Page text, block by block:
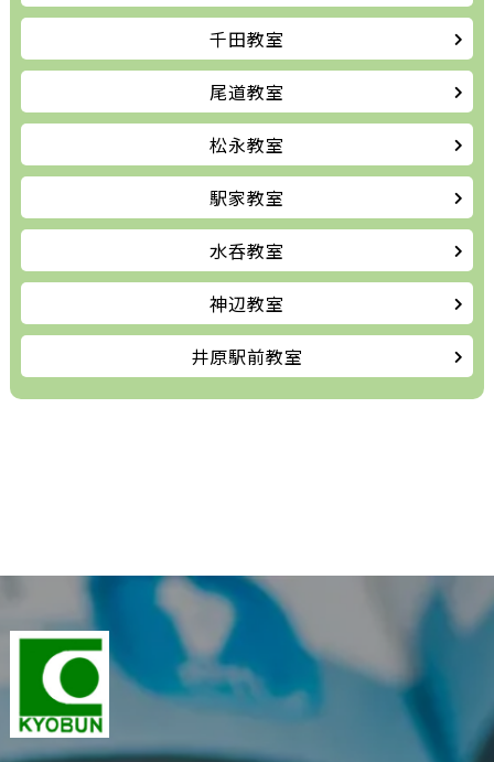
千田教室
尾道教室
松永教室
駅家教室
水呑教室
神辺教室
井原駅前教室